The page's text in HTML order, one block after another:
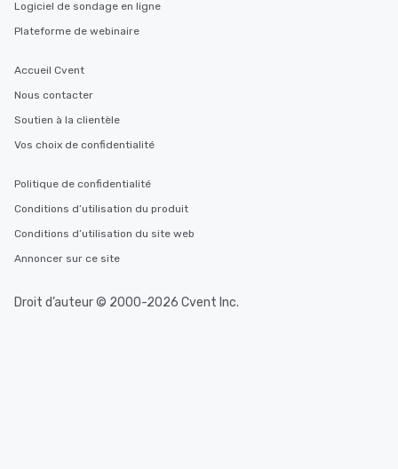
Logiciel de sondage en ligne
Plateforme de webinaire
Accueil Cvent
Nous contacter
Soutien à la clientèle
Vos choix de confidentialité
Politique de confidentialité
Conditions d’utilisation du produit
Conditions d’utilisation du site web
Annoncer sur ce site
Droit d’auteur © 2000-2026 Cvent Inc.